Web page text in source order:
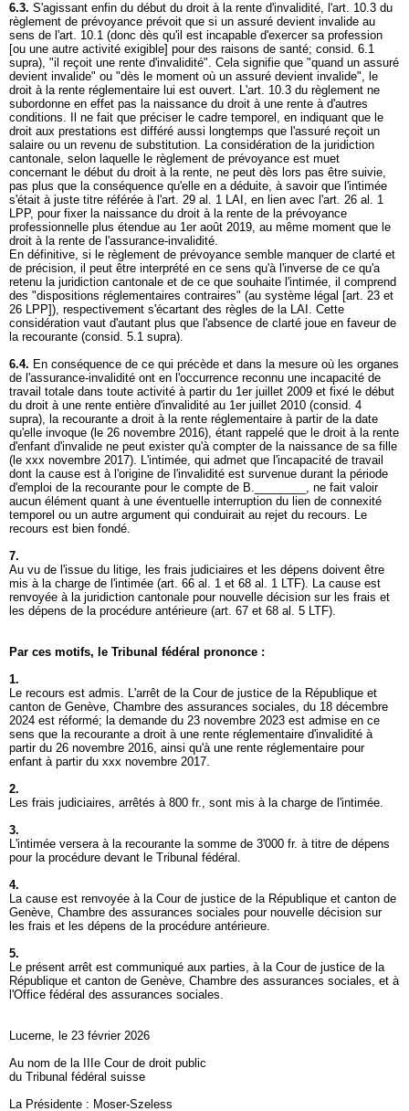
6.3. S'agissant enfin du début du droit à la rente d'invalidité, l'art. 10.3 du
règlement de prévoyance prévoit que si un assuré devient invalide au
sens de l'art. 10.1 (donc dès qu'il est incapable d'exercer sa profession
[ou une autre activité exigible] pour des raisons de santé; consid. 6.1
supra), "il reçoit une rente d'invalidité". Cela signifie que "quand un assuré
devient invalide" ou "dès le moment où un assuré devient invalide", le
droit à la rente réglementaire lui est ouvert. L'art. 10.3 du règlement ne
subordonne en effet pas la naissance du droit à une rente à d'autres
conditions. Il ne fait que préciser le cadre temporel, en indiquant que le
droit aux prestations est différé aussi longtemps que l'assuré reçoit un
salaire ou un revenu de substitution. La considération de la juridiction
cantonale, selon laquelle le règlement de prévoyance est muet
concernant le début du droit à la rente, ne peut dès lors pas être suivie,
pas plus que la conséquence qu'elle en a déduite, à savoir que l'intimée
s'était à juste titre référée à l'art. 29 al. 1 LAI , en lien avec l'art. 26 al. 1
LPP, pour fixer la naissance du droit à la rente de la prévoyance
professionnelle plus étendue au 1er août 2019, au même moment que le
droit à la rente de l'assurance-invalidité.
En définitive, si le règlement de prévoyance semble manquer de clarté et
de précision, il peut être interprété en ce sens qu'à l'inverse de ce qu'a
retenu la juridiction cantonale et de ce que souhaite l'intimée, il comprend
des "dispositions réglementaires contraires" (au système légal [art. 23 et
26 LPP]), respectivement s'écartant des règles de la LAI. Cette
considération vaut d'autant plus que l'absence de clarté joue en faveur de
la recourante (consid. 5.1 supra).
6.4. En conséquence de ce qui précède et dans la mesure où les organes
de l'assurance-invalidité ont en l'occurrence reconnu une incapacité de
travail totale dans toute activité à partir du 1er juillet 2009 et fixé le début
du droit à une rente entière d'invalidité au 1er juillet 2010 (consid. 4
supra), la recourante a droit à la rente réglementaire à partir de la date
qu'elle invoque (le 26 novembre 2016), étant rappelé que le droit à la rente
d'enfant d'invalide ne peut exister qu'à compter de la naissance de sa fille
(le xxx novembre 2017). L'intimée, qui admet que l'incapacité de travail
dont la cause est à l'origine de l'invalidité est survenue durant la période
d'emploi de la recourante pour le compte de B.________, ne fait valoir
aucun élément quant à une éventuelle interruption du lien de connexité
temporel ou un autre argument qui conduirait au rejet du recours. Le
recours est bien fondé.
7.
Au vu de l'issue du litige, les frais judiciaires et les dépens doivent être
mis à la charge de l'intimée (art. 66 al. 1 et 68 al. 1 LTF). La cause est
renvoyée à la juridiction cantonale pour nouvelle décision sur les frais et
les dépens de la procédure antérieure (art. 67 et 68 al. 5 LTF).
Par ces motifs, le Tribunal fédéral prononce :
1.
Le recours est admis. L'arrêt de la Cour de justice de la République et
canton de Genève, Chambre des assurances sociales, du 18 décembre
2024 est réformé; la demande du 23 novembre 2023 est admise en ce
sens que la recourante a droit à une rente réglementaire d'invalidité à
partir du 26 novembre 2016, ainsi qu'à une rente réglementaire pour
enfant à partir du xxx novembre 2017.
2.
Les frais judiciaires, arrêtés à 800 fr., sont mis à la charge de l'intimée.
3.
L'intimée versera à la recourante la somme de 3'000 fr. à titre de dépens
pour la procédure devant le Tribunal fédéral.
4.
La cause est renvoyée à la Cour de justice de la République et canton de
Genève, Chambre des assurances sociales pour nouvelle décision sur
les frais et les dépens de la procédure antérieure.
5.
Le présent arrêt est communiqué aux parties, à la Cour de justice de la
République et canton de Genève, Chambre des assurances sociales, et à
l'Office fédéral des assurances sociales.
Lucerne, le 23 février 2026
Au nom de la IIIe Cour de droit public
du Tribunal fédéral suisse
La Présidente : Moser-Szeless